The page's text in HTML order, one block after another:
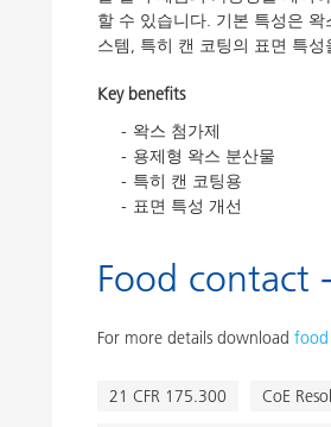
할 수 있습니다. 기본 특성은
스템, 특히 캔 코팅의 표면 특성
Key benefits
왁스 첨가제
용제형 왁스 분산물
특히 캔 코팅용
표면 특성 개선
Food contact
For more details download food
21 CFR 175.300 CoE